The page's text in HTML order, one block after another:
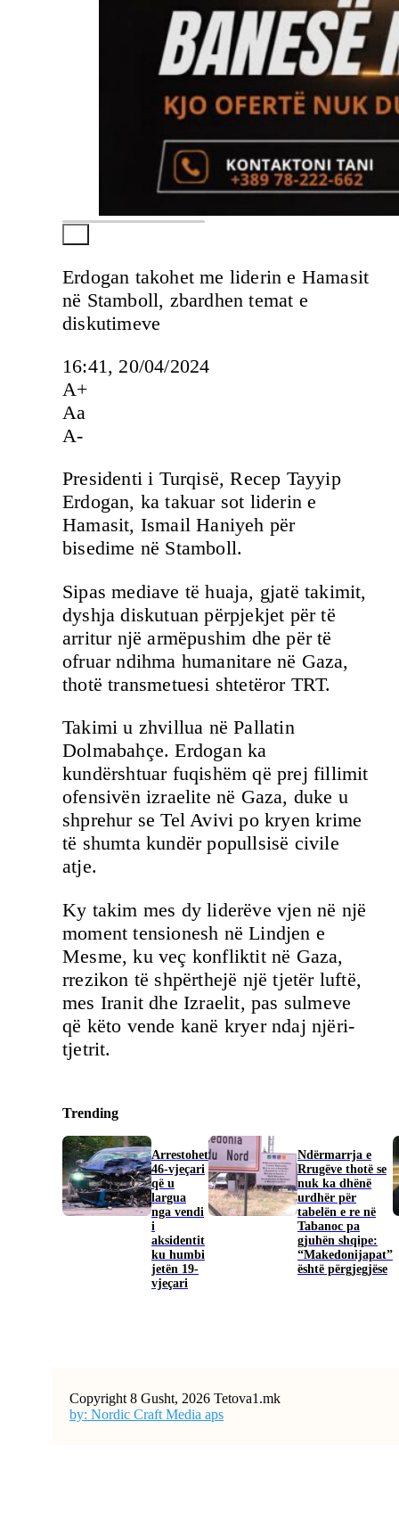
Erdogan takohet me liderin e Hamasit
në Stamboll, zbardhen temat e
diskutimeve
16:41, 20/04/2024
A+
Aa
A-
Presidenti i Turqisë, Recep Tayyip
Erdogan, ka takuar sot liderin e
Hamasit, Ismail Haniyeh për
bisedime në Stamboll.
Sipas mediave të huaja, gjatë takimit,
dyshja diskutuan përpjekjet për të
arritur një armëpushim dhe për të
ofruar ndihma humanitare në Gaza,
thotë transmetuesi shtetëror TRT.
Takimi u zhvillua në Pallatin
Dolmabahçe. Erdogan ka
kundërshtuar fuqishëm që prej fillimit
ofensivën izraelite në Gaza, duke u
shprehur se Tel Avivi po kryen krime
të shumta kundër popullsisë civile
atje.
Ky takim mes dy liderëve vjen në një
moment tensionesh në Lindjen e
Mesme, ku veç konfliktit në Gaza,
rrezikon të shpërthejë një tjetër luftë,
mes Iranit dhe Izraelit, pas sulmeve
që këto vende kanë kryer ndaj njëri-
tjetrit.
Trending
Arrestohet
46-vjeçari
që u
largua
nga vendi
i
aksidentit
ku humbi
jetën 19-
vjeçari
Ndërmarrja e
Rrugëve thotë se
nuk ka dhënë
urdhër për
tabelën e re në
Tabanoc pa
gjuhën shqipe:
“Makedonijapat”
është përgjegjëse
Copyright 8 Gusht, 2026 Tetova1.mk
by: Nordic Craft Media aps